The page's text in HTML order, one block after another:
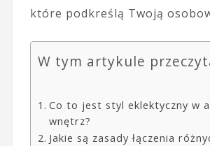
które podkreślą Twoją
W tym artykule
Co to jest styl eklektyczny w
wnętrz?
Jakie są zasady łączenia